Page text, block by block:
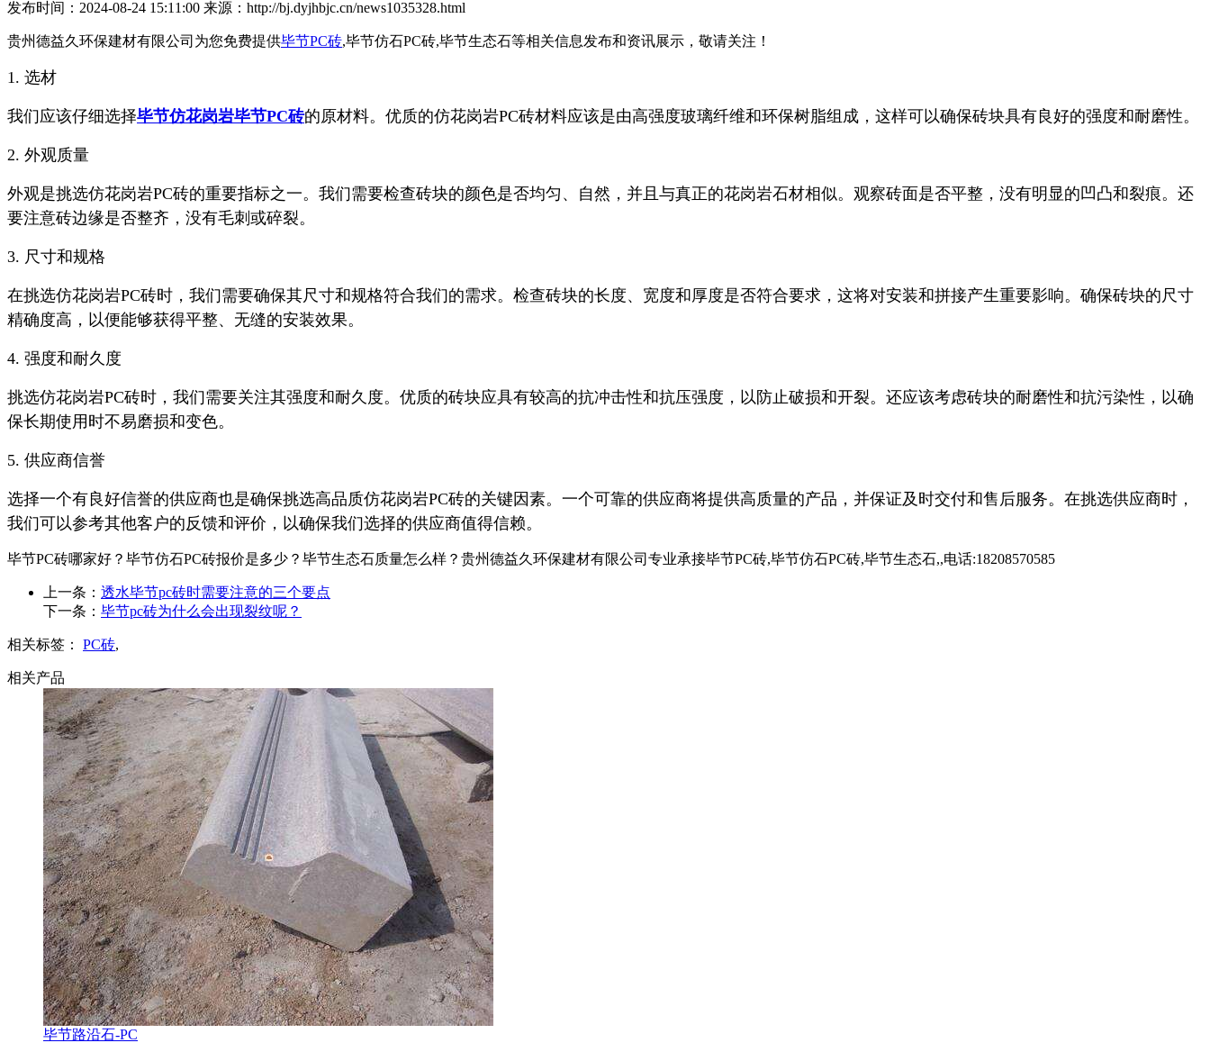
发布时间：2024-08-24 15:11:00 来源：http://bj.dyjhbjc.cn/news1035328.html
贵州德益久环保建材有限公司为您免费提供毕节PC砖,毕节仿石PC砖,毕节生态石等相关信息发布和资讯展示，敬请关注！
1. 选材
我们应该仔细选择毕节仿花岗岩毕节PC砖的原材料。优质的仿花岗岩PC砖材料应该是由高强度玻璃纤维和环保树脂组成，这样可以确保砖块具有良好的强度和耐磨性。
2. 外观质量
外观是挑选仿花岗岩PC砖的重要指标之一。我们需要检查砖块的颜色是否均匀、自然，并且与真正的花岗岩石材相似。观察砖面是否平整，没有明显的凹凸和裂痕。还
要注意砖边缘是否整齐，没有毛刺或碎裂。
3. 尺寸和规格
在挑选仿花岗岩PC砖时，我们需要确保其尺寸和规格符合我们的需求。检查砖块的长度、宽度和厚度是否符合要求，这将对安装和拼接产生重要影响。确保砖块的尺寸
精确度高，以便能够获得平整、无缝的安装效果。
4. 强度和耐久度
挑选仿花岗岩PC砖时，我们需要关注其强度和耐久度。优质的砖块应具有较高的抗冲击性和抗压强度，以防止破损和开裂。还应该考虑砖块的耐磨性和抗污染性，以确
保长期使用时不易磨损和变色。
5. 供应商信誉
选择一个有良好信誉的供应商也是确保挑选高品质仿花岗岩PC砖的关键因素。一个可靠的供应商将提供高质量的产品，并保证及时交付和售后服务。在挑选供应商时，
我们可以参考其他客户的反馈和评价，以确保我们选择的供应商值得信赖。
毕节PC砖哪家好？毕节仿石PC砖报价是多少？毕节生态石质量怎么样？贵州德益久环保建材有限公司专业承接毕节PC砖,毕节仿石PC砖,毕节生态石,,电话:18208570585
上一条： 透水毕节pc砖时需要注意的三个要点
下一条： 毕节pc砖为什么会出现裂纹呢？
相关标签： PC砖,
相关产品
毕节路沿石-PC